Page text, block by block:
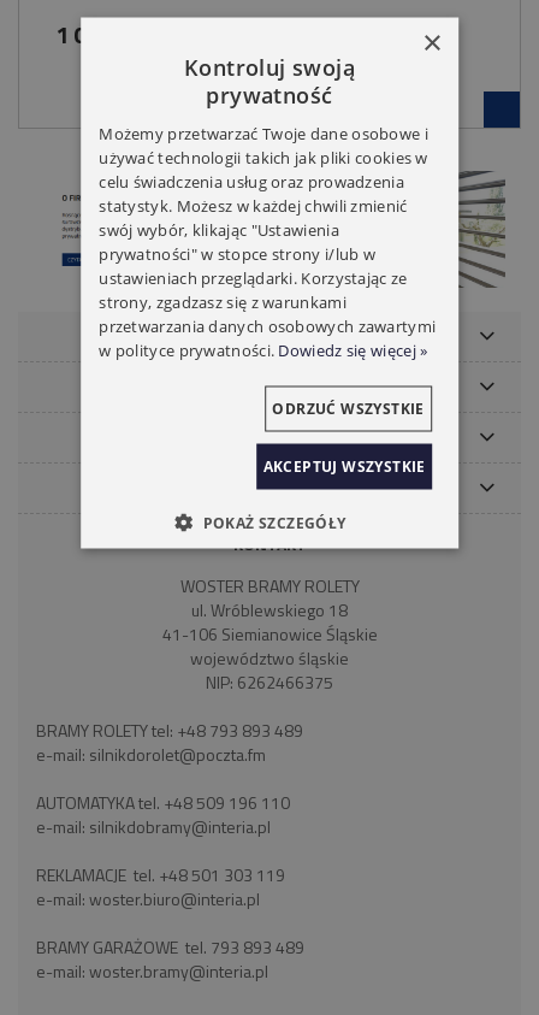
1 099,00 zł
POMOC
NASZE MARKI
MOJE KONTO
PŁATNOŚCI I DOSTAWA
KONTAKT
WOSTER BRAMY ROLETY
ul. Wróblewskiego 18
41-106 Siemianowice Śląskie
województwo śląskie
NIP: 6262466375
BRAMY ROLETY tel: +48 793 893 489
e-mail: silnikdorolet@poczta.fm
AUTOMATYKA tel. +48 509 196 110
e-mail: silnikdobramy@interia.pl
REKLAMACJE tel. +48 501 303 119
e-mail:woster.biuro@interia.pl
BRAMY GARAŻOWE tel. 793 893 489
e-mail:woster.bramy@interia.pl
×
Kontroluj swoją
prywatność
Możemy przetwarzać Twoje dane osobowe i
używać technologii takich jak pliki cookies w
celu świadczenia usług oraz prowadzenia
statystyk. Możesz w każdej chwili zmienić
swój wybór, klikając "Ustawienia
prywatności" w stopce strony i/lub w
ustawieniach przeglądarki. Korzystając ze
strony, zgadzasz się z warunkami
przetwarzania danych osobowych zawartymi
w polityce prywatności. Dowiedz się więcej »
AKCEPTUJ WSZYSTKIE
ODRZUĆ WSZYSTKIE
POKAŻ SZCZEGÓŁY